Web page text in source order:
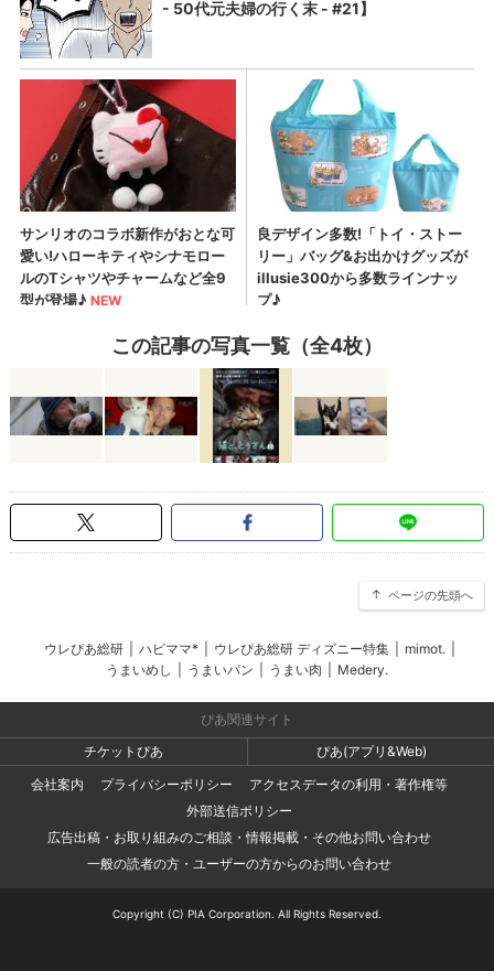
この記事の写真一覧（全4枚）
ページの先頭へ
ウレぴあ総研 ハピママ* ウレぴあ総研 ディズニー特集 mimot.
うまいめし
うまいパン うまい肉 Medery.
ぴあ関連サイト
チケットぴあ
ぴあ(アプリ&Web)
会社案内
プライバシーポリシー
アクセスデータの利用・著作権等
外部送信ポリシー
広告出稿・お取り組みのご相談・情報掲載・その他お問い合わせ
一般の読者の方・ユーザーの方からのお問い合わせ
Copyright (C) PIA Corporation. All Rights Reserved.